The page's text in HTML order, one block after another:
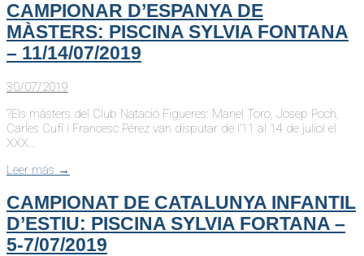
CAMPIONAR D’ESPANYA DE
MÀSTERS: PISCINA SYLVIA FONTANA
– 11/14/07/2019
30/07/2019
?Els màsters del Club Natació Figueres: Manel Toro, Josep Poch,
Carles Cufí i Francesc Pérez van disputar de l’11 al 14 de juliol el
XXX…
Leer más →
CAMPIONAT DE CATALUNYA INFANTIL
D’ESTIU: PISCINA SYLVIA FORTANA –
5-7/07/2019